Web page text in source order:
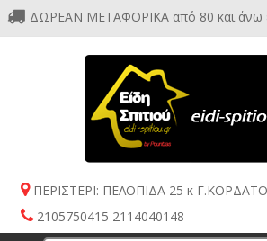
ΔΩΡΕΑΝ ΜΕΤΑΦΟΡΙΚΑ από 80 και άνω
ΠΕΡΙΣΤΕΡΙ: ΠΕΛΟΠΙΔΑ 25 κ
2105750415 2114040148